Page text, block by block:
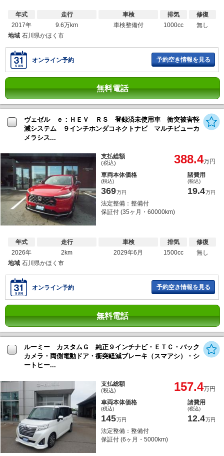
年式
2017年
走行
9.6万km
車検
車検整備付
排気
1000cc
修復
無し
地域 石川県かほく市
オンライン予約 予約空き情報を見る
無料電話
ヴェゼル ｅ：ＨＥＶ ＲＳ 登録済未使用車 衝突被害軽
減システム ９インチホンダコネクトナビ マルチビューカ
メラシス...
支払総額
(税込) 388.4万円
車両本体価格
(税込)
369万円
諸費用
(税込)
19.4万円
法定整備：整備付
保証付 (35ヶ月・60000km)
年式
2026年
走行
2km
車検
2029年6月
排気
1500cc
修復
無し
地域 石川県かほく市
オンライン予約 予約空き情報を見る
無料電話
ルーミー カスタムＧ 純正９インチナビ・ＥＴＣ・バック
カメラ・両側電動ドア・衝突軽減ブレーキ（スマアシ）・シ
ートヒー...
支払総額
(税込) 157.4万円
車両本体価格
(税込)
145万円
諸費用
(税込)
12.4万円
法定整備：整備付
保証付 (6ヶ月・5000km)